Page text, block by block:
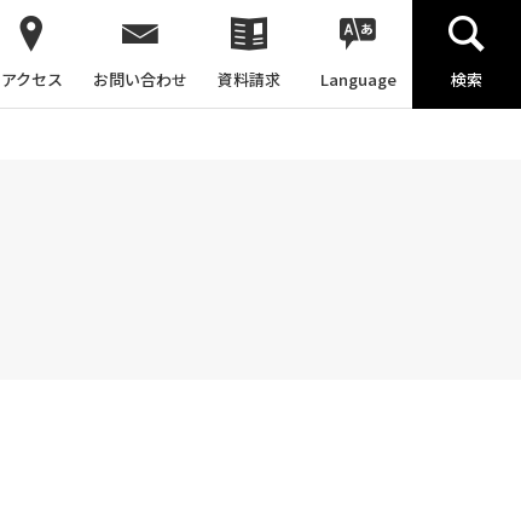
アクセス お問い合わせ 資料請求 Language 検索